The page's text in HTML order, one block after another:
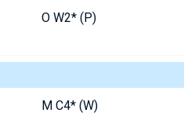
O W2* (P)
M C4* (W)